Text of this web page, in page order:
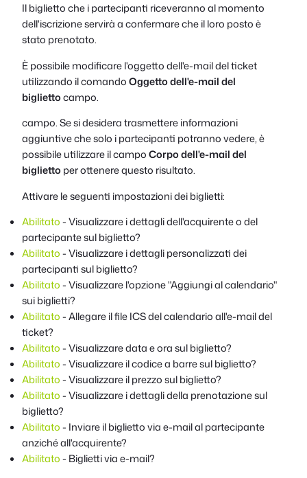
Il biglietto che i partecipanti riceveranno al momento
dell'iscrizione servirà a confermare che il loro posto è
stato prenotato.
È possibile modificare l'oggetto dell'e-mail del ticket
utilizzando il comandoOggetto dell'e-mail del
bigliettocampo.
campo. Se si desidera trasmettere informazioni
aggiuntive che solo i partecipanti potranno vedere, è
possibile utilizzare il campoCorpo dell'e-mail del
bigliettoper ottenere questo risultato.
Attivare le seguenti impostazioni dei biglietti:
Abilitato- Visualizzare i dettagli dell'acquirente o del
partecipante sul biglietto?
Abilitato- Visualizzare i dettagli personalizzati dei
partecipanti sul biglietto?
Abilitato- Visualizzare l'opzione "Aggiungi al calendario"
sui biglietti?
Abilitato- Allegare il file ICS del calendario all'e-mail del
ticket?
Abilitato- Visualizzare data e ora sul biglietto?
Abilitato- Visualizzare il codice a barre sul biglietto?
Abilitato- Visualizzare il prezzo sul biglietto?
Abilitato- Visualizzare i dettagli della prenotazione sul
biglietto?
Abilitato- Inviare il biglietto via e-mail al partecipante
anziché all'acquirente?
Abilitato- Biglietti via e-mail?